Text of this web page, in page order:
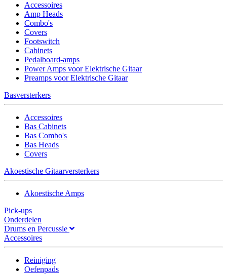
Accessoires
Amp Heads
Combo's
Covers
Footswitch
Cabinets
Pedalboard-amps
Power Amps voor Elektrische Gitaar
Preamps voor Elektrische Gitaar
Basversterkers
Accessoires
Bas Cabinets
Bas Combo's
Bas Heads
Covers
Akoestische Gitaarversterkers
Akoestische Amps
Pick-ups
Onderdelen
Drums en Percussie
Accessoires
Reiniging
Oefenpads